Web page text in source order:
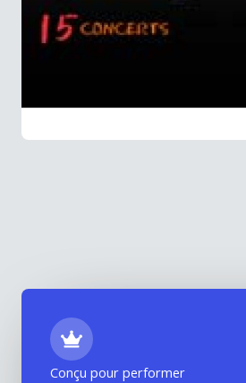
Conçu pour performer